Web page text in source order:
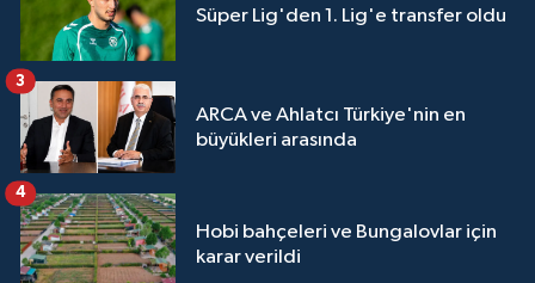
Süper Lig'den 1. Lig'e transfer oldu
ARCA ve Ahlatcı Türkiye'nin en
büyükleri arasında
3
Hobi bahçeleri ve Bungalovlar için
karar verildi
4